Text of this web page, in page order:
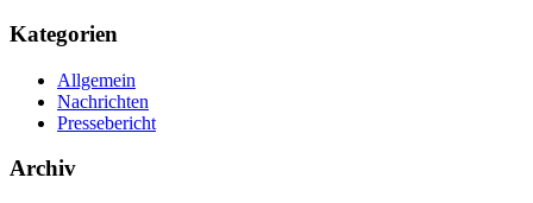
Kategorien
Allgemein
Nachrichten
Pressebericht
Archiv